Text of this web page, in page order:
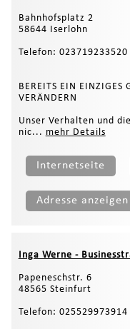
Bahnhofsplatz 2
58644 Iserlohn
Telefon: 023719233520
BEREITS EIN EINZIGES
VERÄNDERN
Unser Verhalten und
nic... mehr Details
Internetseite
Adresse anzeigen
Inga Werne -
Papeneschstr. 6
48565 Steinfurt
Telefon: 025529973914